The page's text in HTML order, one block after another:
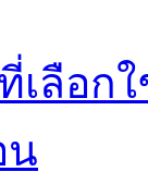
ที่เลือ
น